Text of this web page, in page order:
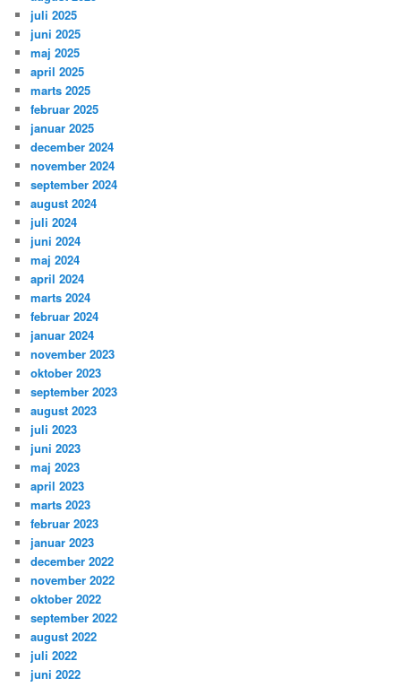
juli 2025
juni 2025
maj 2025
april 2025
marts 2025
februar 2025
januar 2025
december 2024
november 2024
september 2024
august 2024
juli 2024
juni 2024
maj 2024
april 2024
marts 2024
februar 2024
januar 2024
november 2023
oktober 2023
september 2023
august 2023
juli 2023
juni 2023
maj 2023
april 2023
marts 2023
februar 2023
januar 2023
december 2022
november 2022
oktober 2022
september 2022
august 2022
juli 2022
juni 2022